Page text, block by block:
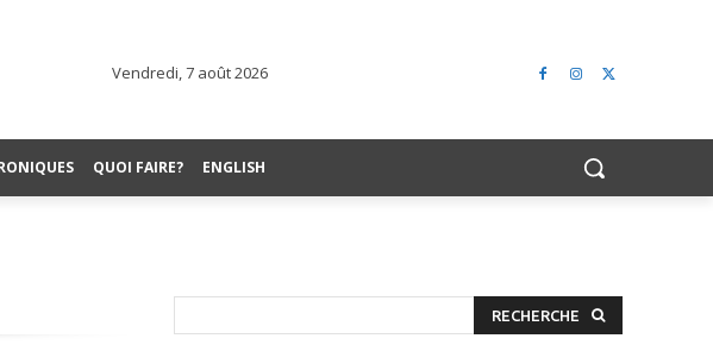
Vendredi, 7 août 2026
QUOI FAIRE? ENGLISH
RECHERCHE